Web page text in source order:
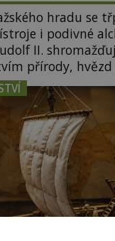
hradu se
i podivné
II.
přírody,
jeho smrti se
část z nich mizí
knihy? A
které nikdo